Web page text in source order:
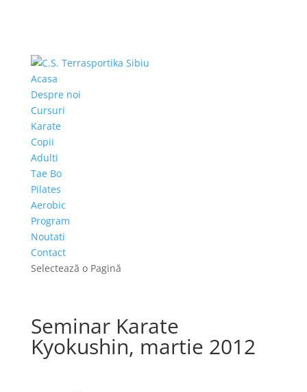
Acasa
Despre noi
Cursuri
Karate
Copii
Adulti
Tae Bo
Pilates
Aerobic
Program
Noutati
Contact
Selectează o Pagină
Seminar Karate
Kyokushin, martie 2012